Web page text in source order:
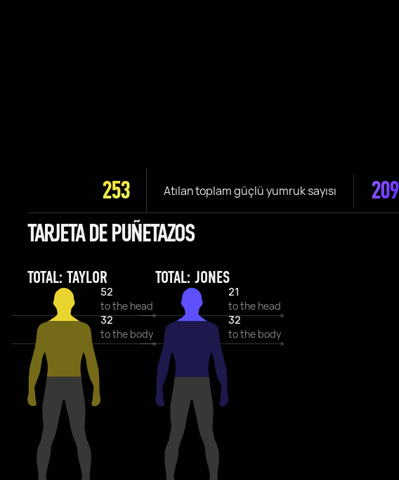
253 Atılan toplam güçlü yumruk sayısı 209
TARJETA DE PUÑETAZOS
TOTAL: TAYLOR
52
to the head
32
to the body
TOTAL: JONES
21
to the head
32
to the body